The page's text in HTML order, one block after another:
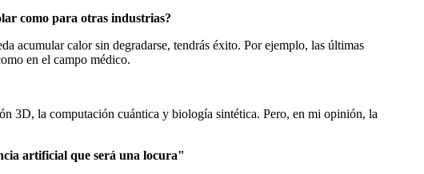
como para otras industrias?
acumular calor sin degradarse, tendrás éxito. Por ejemplo, las últimas
en el campo médico.
3D, la computación cuántica y biología sintética. Pero, en mi opinión, la
artificial que será una locura"